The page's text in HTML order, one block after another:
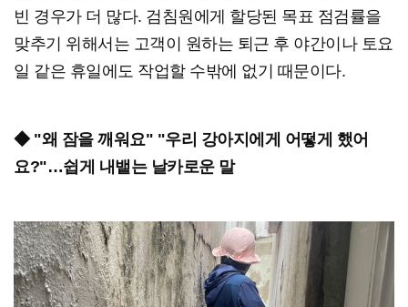
빈 경우가 더 많다. 검침원에게 할당된 목표 점검률을
맞추기 위해서는 고객이 원하는 퇴근 후 야간이나 토요
일 같은 휴일에도 작업할 수밖에 없기 때문이다.
◆ "왜 잠을 깨워요" "우리 강아지에게 어떻게 했어
요?"…쉽게 내뱉는 날카로운 말